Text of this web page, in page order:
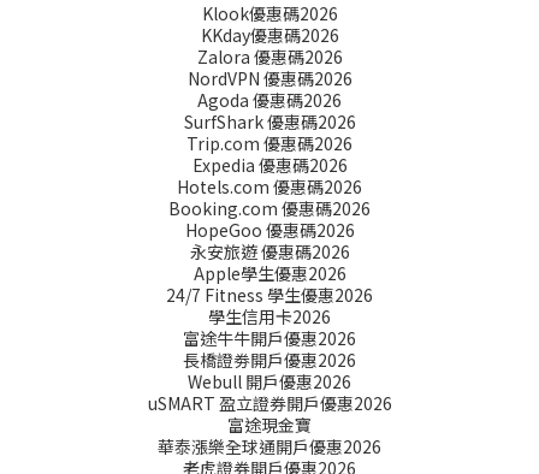
Klook優惠碼2026
KKday優惠碼2026
Zalora 優惠碼2026
NordVPN 優惠碼2026
Agoda 優惠碼2026
SurfShark 優惠碼2026
Trip.com 優惠碼2026
Expedia 優惠碼2026
Hotels.com 優惠碼2026
Booking.com 優惠碼2026
HopeGoo 優惠碼2026
永安旅遊 優惠碼2026
Apple學生優惠2026
24/7 Fitness 學生優惠2026
學生信用卡2026
富途牛牛開戶優惠2026
長橋證劵開戶優惠2026
Webull 開戶優惠2026
uSMART 盈立證券開戶優惠2026
富途現金寶
華泰漲樂全球通開戶優惠2026
老虎證券開戶優惠2026